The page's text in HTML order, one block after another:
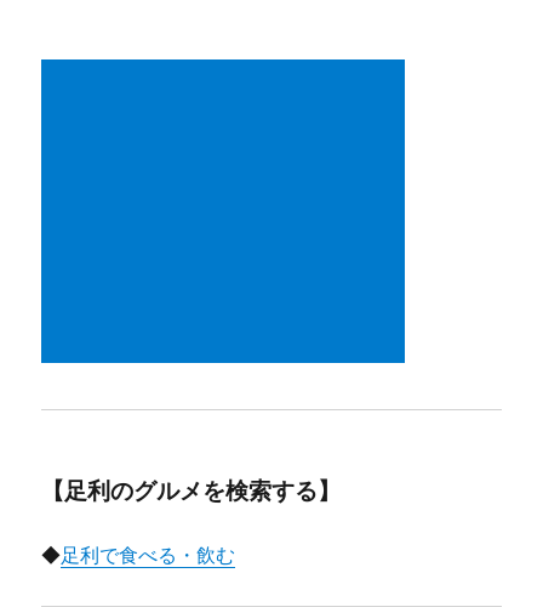
【足利のグルメを検索する】
◆足利で食べる・飲む